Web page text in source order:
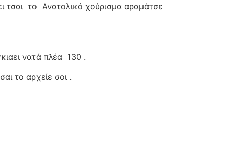
τσαι το Ανατολικό χούρισμα αραμάτσε
νατά πλέα 130 .
το αρχείε σοι .